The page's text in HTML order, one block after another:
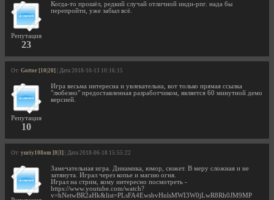
Репутация
23
Когда-то прошёл, редкий случай отличной инди-рпг. нада бы
перепройти, уже забыл всё.
От: Gottor [10|20] | Дата 2018-10-13 10:16:15
Репутация
10
Игра весьма интересна и увлекательна, вот только прямая ссылка
"любезно" предоставленная разработчиком, является 60 минутной демо
версией.
От: yuriy108om [0|3] | Дата 2018-06-18 15:55:22
Замечательная игра. Динамика, юмор, сюжет. В меру сложная и не
затянута. Играл через копье и магию огня.
Играл на стрим, кому интересно посмотреть -
https://www.youtube.com/watch?
v=hNetwBR2aHk&list=PLsFA4EwsbvHnlsMWI3W0jLwR8Rh0JM9MP